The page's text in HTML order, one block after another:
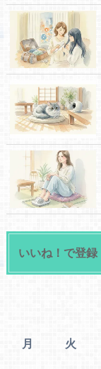
いいね！で登録
月
火